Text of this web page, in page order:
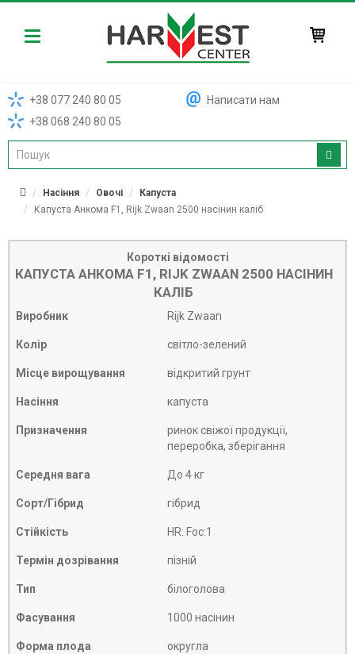
Harvest
+38 077 240 80 05
+38 068 240 80 05
Написати нам
Насіння Овочі
Капуста
Капуста Анкома F1, Rijk Zwaan 2500 насінин каліб
Короткі відомості
КАПУСТА АНКОМА F1, RIJK ZWAAN 2500 НАСІНИН
КАЛІБ
Виробник Rijk Zwaan
Колір світло-зелений
Місце вирощування відкритий грунт
Насіння капуста
Призначення
ринок свіжої продукції,
переробка, зберігання
Середня вага До 4 кг
Сорт/Гібрид гібрид
Стійкість HR: Foc:1
Термін дозрівання пізній
Тип білоголова
Фасування 1000 насінин
Форма плода округла